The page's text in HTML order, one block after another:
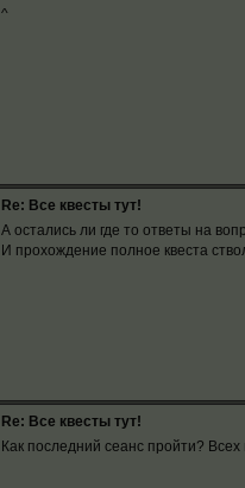
^
Re: Все квесты тут!
А остались ли где то ответы на
И прохождение полное квеста
Re: Все квесты тут!
Как последний сеанс пройти?